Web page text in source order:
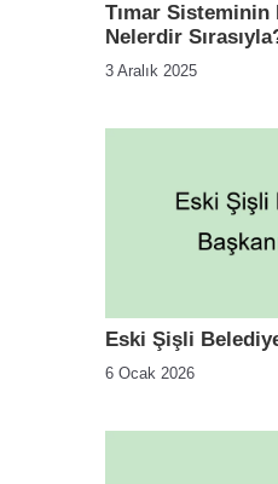
Tımar Sisteminin
Nelerdir
3 Aralık 2025
Eski Şişli
6 Ocak 2026